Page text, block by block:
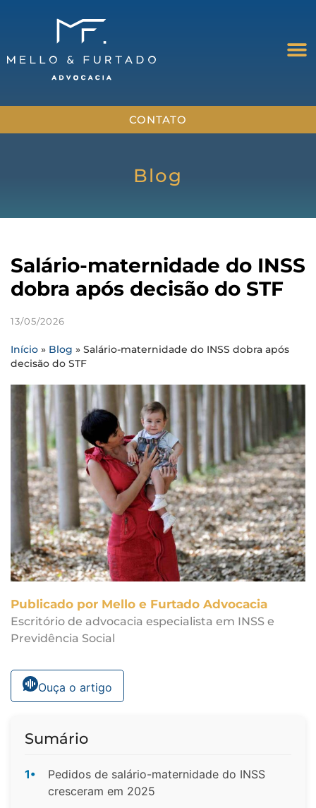
CONTATO
Blog
Salário-maternidade do INSS
dobra após decisão do STF
13/05/2026
Início » Blog » Salário-maternidade do INSS dobra após
decisão do STF
Publicado por Mello e Furtado Advocacia
Escritório de advocacia especialista em INSS e
Previdência Social
Ouça o artigo
Sumário
1•
Pedidos de salário-maternidade do INSS
cresceram em 2025